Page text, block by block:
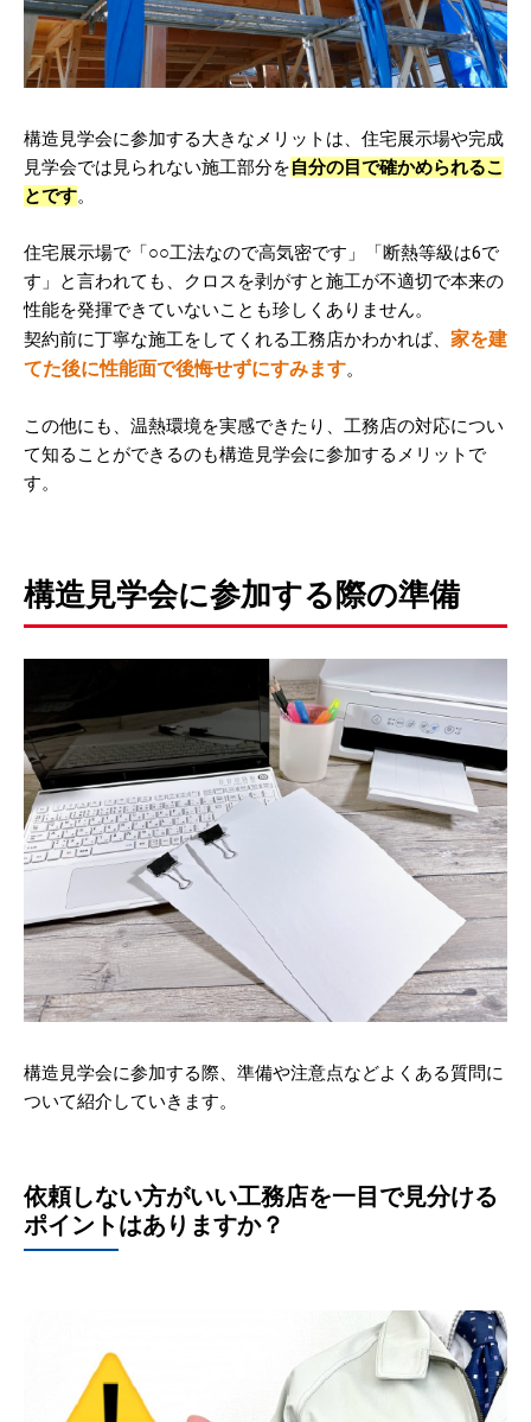
構造見学会に参加する大きなメリットは、住宅展示場や完成
見学会では見られない施工部分を自分の目で確かめられるこ
とです。
住宅展示場で「○○工法なので高気密です」「断熱等級は6で
す」と言われても、クロスを剥がすと施工が不適切で本来の
性能を発揮できていないことも珍しくありません。
契約前に丁寧な施工をしてくれる工務店かわかれば、 家を建
てた後に性能面で後悔せずにすみます。
この他にも、温熱環境を実感できたり、工務店の対応につい
て知ることができるのも構造見学会に参加するメリットで
す。
構造見学会に参加する際の準備
構造見学会に参加する際、準備や注意点などよくある質問に
ついて紹介していきます。
依頼しない方がいい工務店を一目で見分ける
ポイントはありますか？